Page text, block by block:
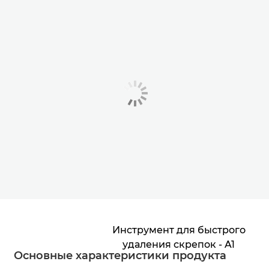
Основные характеристики продукта
Инструмент для быстрого
удаления скрепок - A1